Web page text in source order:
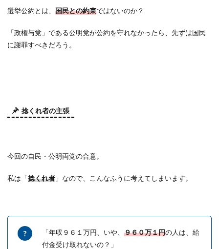
選挙公約とは、 国民との約束ではないのか？
「政権与党」である公明党が公約を守れなかったら、先ずは国民
に謝罪すべきだろう。
捻くれ者の主張
今回の自民・公明両党の合意。
私は「捻くれ者 」なので、こんなふうに考えてしまいます。
「年収９６１万円、いや、 ９６０万１円の人は、給
付金受け取れないの？」